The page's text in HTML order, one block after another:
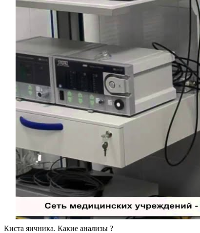
Киста яичника. Какие анализы ?